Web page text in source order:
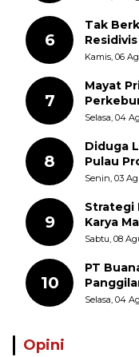
6
Tak
Kamis, 06
7
Mayat
Polisi
Selasa, 04
8
Diduga
Pulau
Pungli
Senin, 03
9
Strategi
Karya
Sabtu, 08
10
PT
Selasa, 04
Opini